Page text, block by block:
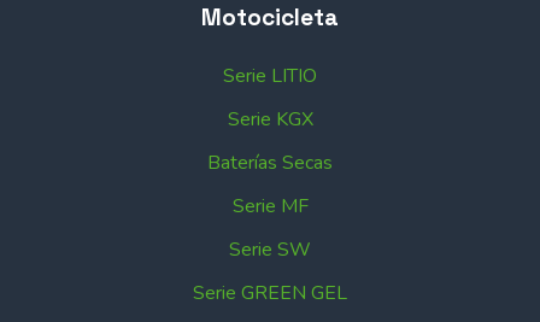
Motocicleta
Serie LITIO
Serie KGX
Baterías Secas
Serie MF
Serie SW
Serie GREEN GEL